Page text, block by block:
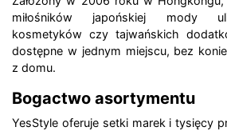
miłośników japońskiej mody
kosmetyków czy tajwańskich
dostępne w jednym miejscu, bez
z domu.
Bogactwo asortymentu
YesStyle oferuje setki marek i tysięcy